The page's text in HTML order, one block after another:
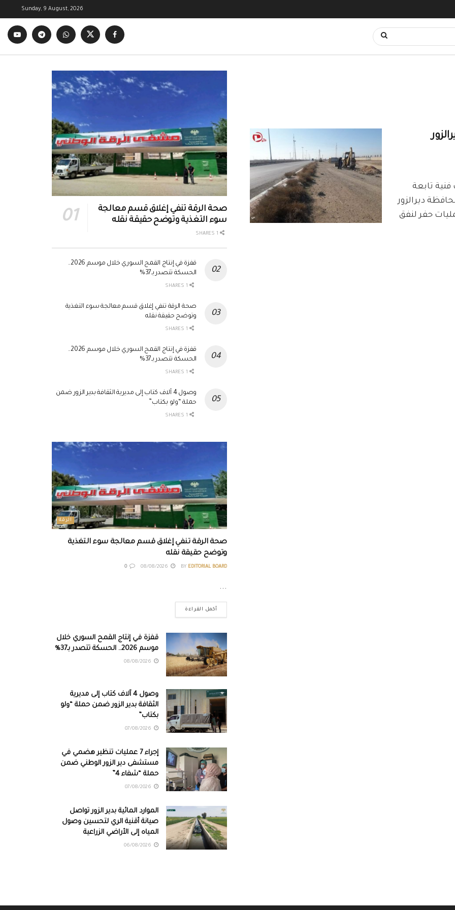
Sunday, 9 August, 2026
أنّ ورشات فنية تابعة
ديرالزور
حفر لنفق
صحة الرقة تنفي إغلاق قسم معالجة
سوء التغذية وتوضح حقيقة نقله
قفزة في إنتاج القمح السوري خلال موسم 2026..
الحسكة تتصدر بـ37%
صحة الرقة تنفي إغلاق قسم معالجة سوء التغذية
وتوضح حقيقة نقله
قفزة في إنتاج القمح السوري خلال موسم 2026..
الحسكة تتصدر بـ37%
وصول 4 آلاف كتاب إلى مديرية الثقافة بدير الزور ضمن
حملة “ولو بكتاب”
الرقة
صحة الرقة تنفي إغلاق قسم معالجة سوء التغذية
وتوضح حقيقة نقله
BY EDITORIAL BOARD
0
...
أكمل القراءة
قفزة في إنتاج القمح السوري خلال
موسم 2026.. الحسكة تتصدر بـ37%
وصول 4 آلاف كتاب إلى مديرية
الثقافة بدير الزور ضمن حملة “ولو
بكتاب”
إجراء 7 عمليات تنظير هضمي في
مستشفى دير الزور الوطني ضمن
حملة “شفاء 4”
الموارد المائية بدير الزور تواصل
صيانة أقنية الري لتحسين وصول
المياه إلى الأراضي الزراعية